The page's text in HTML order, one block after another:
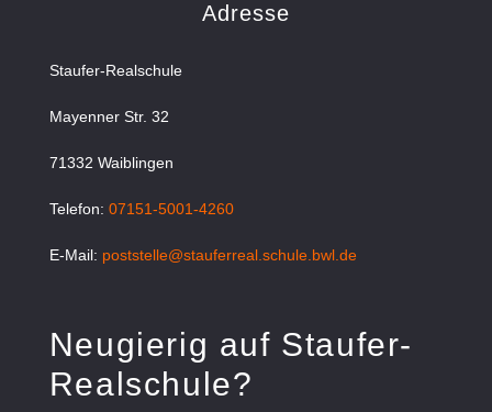
Adresse
Staufer-Realschule
Mayenner Str. 32
71332 Waiblingen
Telefon: 07151-5001-4260
E-Mail: poststelle@stauferreal.schule.bwl.de
Neugierig auf Staufer-
Realschule?